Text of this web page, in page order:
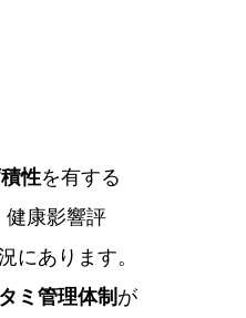
性を有する
健康影響評
あります。
ミ管理体制 が